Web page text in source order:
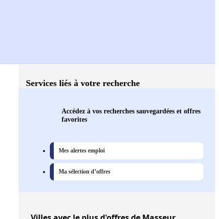
Services liés à votre recherche
Accédez à vos recherches sauvegardées et offres
favorites
Mes alertes emploi
Ma sélection d’offres